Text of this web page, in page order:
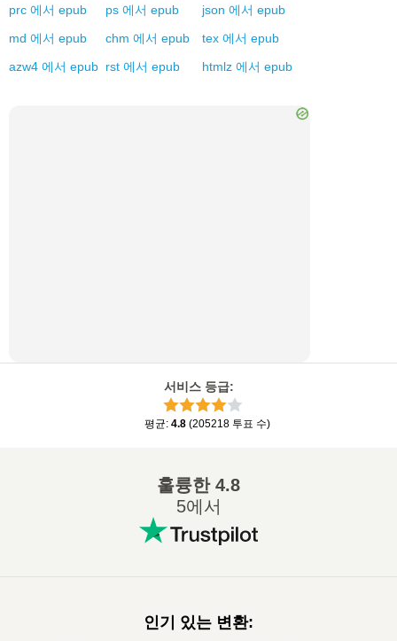
prc 에서 epub ps 에서 epub json 에서 epub
md 에서 epub chm 에서 epub tex 에서 epub
azw4 에서 epub rst 에서 epub htmlz 에서 epub
서비스 등급:
평균: 4.8 (205218 투표 수)
훌륭한4.8
5에서
인기 있는 변환: